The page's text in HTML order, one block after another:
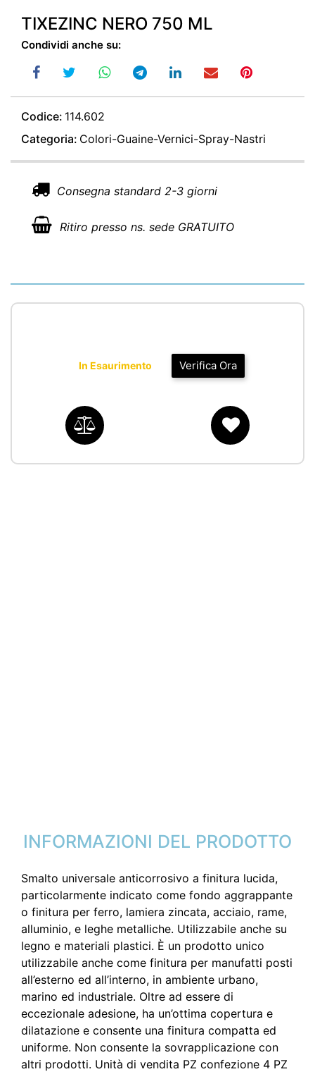
TIXEZINC NERO 750 ML
Condividi anche su:
Codice: 114.602
Categoria: Colori-Guaine-Vernici-Spray-Nastri
Consegna standard 2-3 giorni
Ritiro presso ns. sede GRATUITO
Verifica Ora
In Esaurimento
INFORMAZIONI DEL PRODOTTO
Smalto universale anticorrosivo a finitura lucida,
particolarmente indicato come fondo aggrappante
o finitura per ferro, lamiera zincata, acciaio, rame,
alluminio, e leghe metalliche. Utilizzabile anche su
legno e materiali plastici. È un prodotto unico
utilizzabile anche come finitura per manufatti posti
all’esterno ed all’interno, in ambiente urbano,
marino ed industriale. Oltre ad essere di
eccezionale adesione, ha un’ottima copertura e
dilatazione e consente una finitura compatta ed
uniforme. Non consente la sovrapplicazione con
altri prodotti. Unità di vendita PZ confezione 4 PZ